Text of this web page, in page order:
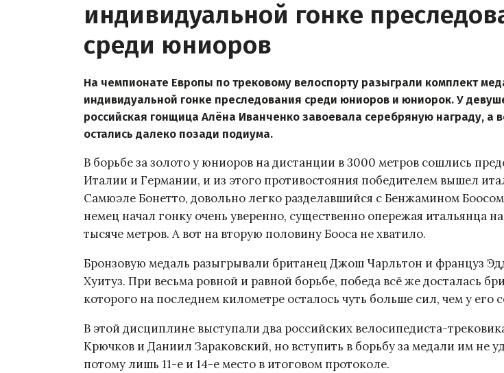
индивидуальной гонке
среди юниоров
На чемпионате Европы по трековому велоспорту разыграли комплект
индивидуальной гонке преследования среди юниоров и юниорок. У
российская гонщица Алёна Иванченко завоевала серебряную награду, а
остались далеко позади подиума.
В борьбе за золото у юниоров на дистанции в 3000 метров сошлись
Италии и Германии, и из этого противостояния победителем вышел
Самюэле Бонетто, довольно легко разделавшийся с Бенжамином
немец начал гонку очень уверенно, существенно опережая итальянца
тысяче метров. А вот на вторую половину Бооса не хватило.
Бронзовую медаль разыгрывали британец Джош Чарльтон и француз
Хуитуз. При весьма ровной и равной борьбе, победа всё же досталась
которого на последнем километре осталось чуть больше сил, чем у его
В этой дисциплине выступали два российских велосипедиста-
Крючков и Даниил Зараковский, но вступить в борьбу за медали им не
потому лишь 11-е и 14-е место в итоговом протоколе.